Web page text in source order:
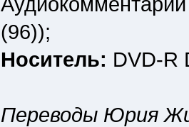
(96));
Носитель: DVD-R
Переводы Юрия